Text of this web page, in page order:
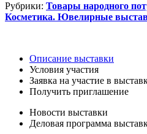
Рубрики: Товары народного
Косметика. Ювелирные
Описание выставки
Условия участия
Заявка на участие в
Получить приглашение
Новости выставки
Деловая программа